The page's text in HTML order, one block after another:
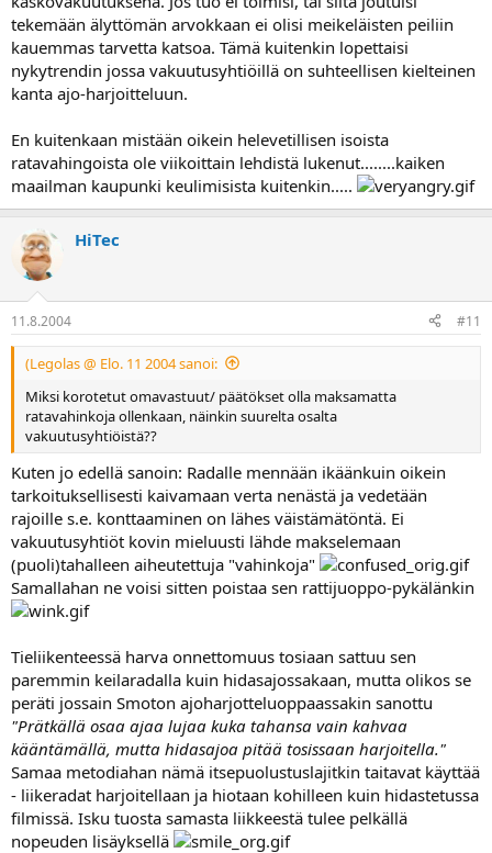
tekemään älyttömän arvokkaan ei olisi meikeläisten peiliin
kauemmas tarvetta katsoa. Tämä kuitenkin lopettaisi
nykytrendin jossa vakuutusyhtiöillä on suhteellisen kielteinen
kanta ajo-harjoitteluun.
En kuitenkaan mistään oikein helevetillisen isoista
ratavahingoista ole viikoittain lehdistä lukenut........kaiken
maailman kaupunki keulimisista kuitenkin.....
HiTec
11.8.2004 #11
(Legolas @ Elo. 11 2004 sanoi:
Miksi korotetut omavastuut/ päätökset olla maksamatta
ratavahinkoja ollenkaan, näinkin suurelta osalta
vakuutusyhtiöistä??
Kuten jo edellä sanoin: Radalle mennään ikäänkuin oikein
tarkoituksellisesti kaivamaan verta nenästä ja vedetään
rajoille s.e. konttaaminen on lähes väistämätöntä. Ei
vakuutusyhtiöt kovin mieluusti lähde makselemaan
(puoli)tahalleen aiheutettuja "vahinkoja"
Samallahan ne voisi sitten poistaa sen rattijuoppo-pykälänkin
Tieliikenteessä harva onnettomuus tosiaan sattuu sen
paremmin keilaradalla kuin hidasajossakaan, mutta olikos se
peräti jossain Smoton ajoharjotteluoppaassakin sanottu
"Prätkällä osaa ajaa lujaa kuka tahansa vain kahvaa
kääntämällä, mutta hidasajoa pitää tosissaan harjoitella."
Samaa metodiahan nämä itsepuolustuslajitkin taitavat käyttää
- liikeradat harjoitellaan ja hiotaan kohilleen kuin hidastetussa
filmissä. Isku tuosta samasta liikkeestä tulee pelkällä
nopeuden lisäyksellä